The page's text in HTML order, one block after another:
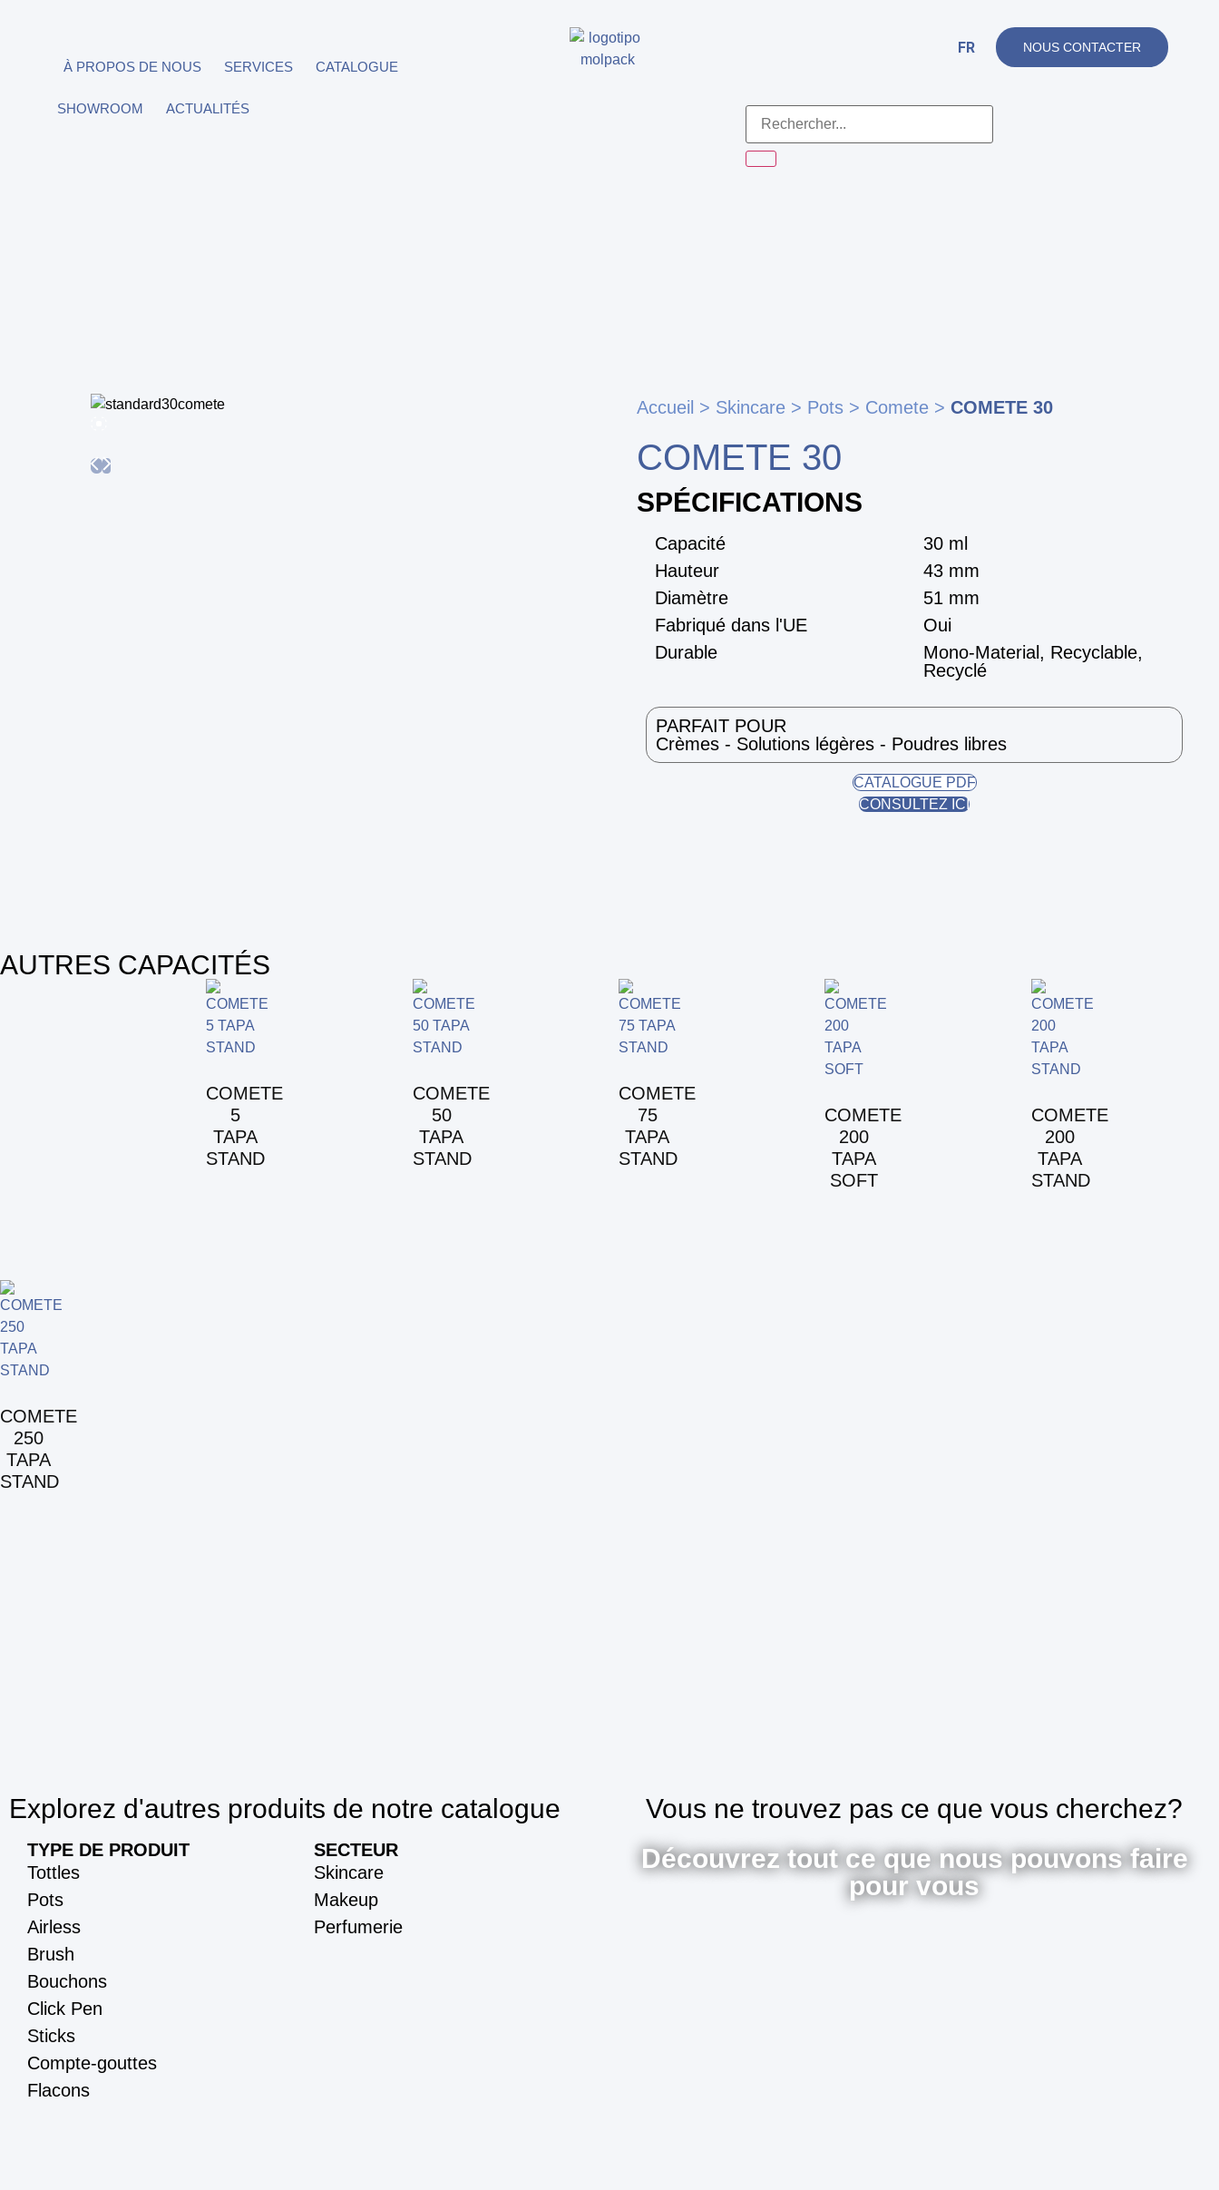
À PROPOS DE NOUS SERVICES CATALOGUE
SHOWROOM ACTUALITÉS
FR NOUS CONTACTER
Accueil > Skincare > Pots > Comete > COMETE 30
COMETE 30
SPÉCIFICATIONS
Capacité
Hauteur
Diamètre
Fabriqué dans l'UE
Durable
30 ml
43 mm
51 mm
Oui
Mono-Material, Recyclable,
Recyclé
PARFAIT POUR
Crèmes - Solutions légères - Poudres libres
CATALOGUE PDF
CONSULTEZ ICI
AUTRES CAPACITÉS
COMETE
5
TAPA
STAND
COMETE
50
TAPA
STAND
COMETE
75
TAPA
STAND
COMETE
200
TAPA
SOFT
COMETE
200
TAPA
STAND
COMETE
250
TAPA
STAND
Explorez d'autres produits de notre catalogue
TYPE DE PRODUIT
Tottles
Pots
Airless
Brush
Bouchons
Click Pen
Sticks
Compte-gouttes
Flacons
SECTEUR
Skincare
Makeup
Perfumerie
Vous ne trouvez pas ce que vous cherchez?
Découvrez tout ce que nous pouvons faire
pour vous